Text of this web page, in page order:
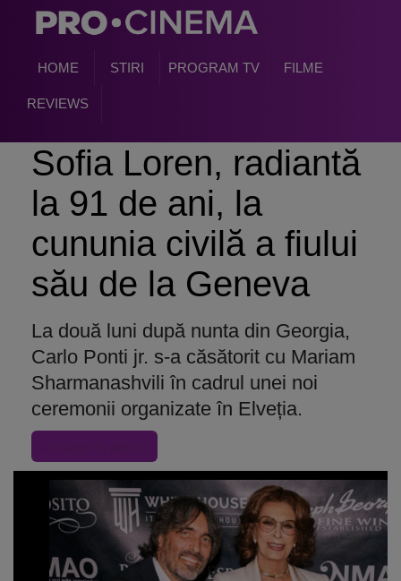
HOME STIRI PROGRAM TV FILME
REVIEWS
Sofia Loren, radiantă
la 91 de ani, la
cununia civilă a fiului
său de la Geneva
La două luni după nunta din Georgia,
Carlo Ponti jr. s-a căsătorit cu Mariam
Sharmanashvili în cadrul unei noi
ceremonii organizate în Elveția.